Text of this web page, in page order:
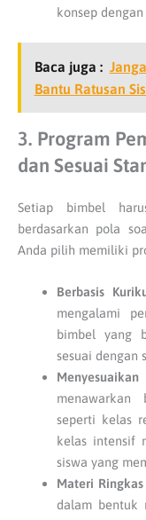
konsep
Baca juga :
Bantu Ratusan
3. Program
dan Sesuai
Setiap bimbel
berdasarkan pola
Anda pilih memiliki
Berbasis
mengalami
bimbel yang
sesuai dengan
menawarkan
seperti kelas
kelas intensif
siswa yang
Materi
dalam bentuk